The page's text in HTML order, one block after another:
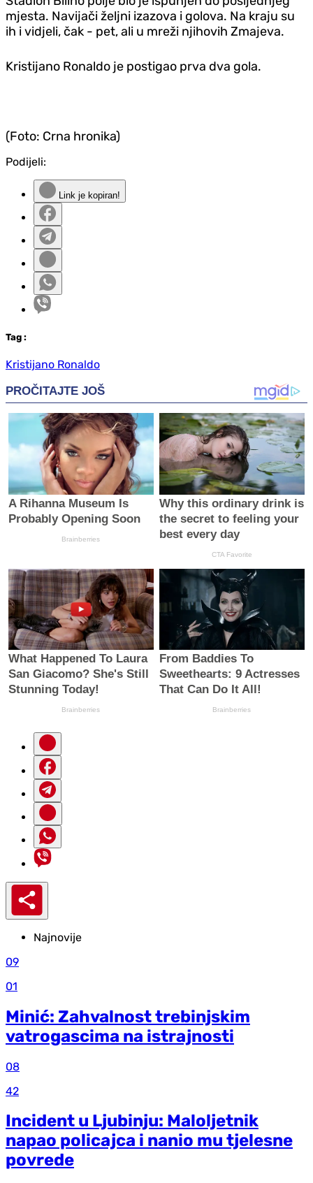
mjesta. Navijači željni izazova i golova. Na kraju su
ih i vidjeli, čak - pet, ali u mreži njihovih Zmajeva.
Kristijano Ronaldo je postigao prva dva gola.
(Foto: Crna hronika)
Podijeli:
Link je kopiran!
Tag :
Kristijano Ronaldo
Najnovije
09
01
Minić: Zahvalnost trebinjskim
vatrogascima na istrajnosti
08
42
Incident u Ljubinju: Maloljetnik
napao policajca i nanio mu tjelesne
povrede